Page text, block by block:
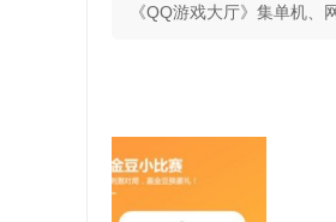
《QQ游戏大厅》集单机